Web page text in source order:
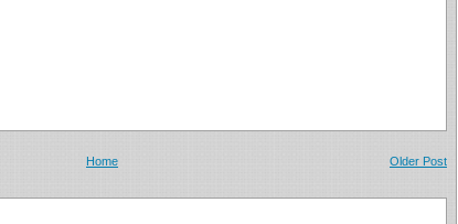
Older Post
Home